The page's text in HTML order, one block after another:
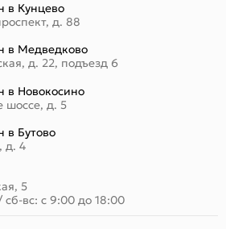
в Кунцево
д. 88
в Медведково
д. 22, подъезд 6
в Новокосино
шоссе, д. 5
в Бутово
д. 4
5
сб-вс: с 9:00 до 18:00